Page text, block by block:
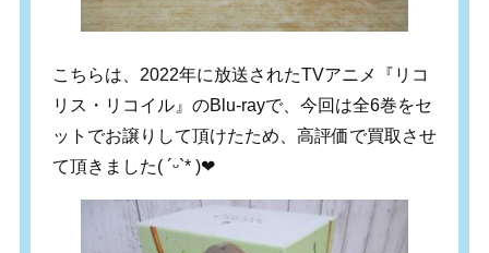
こちらは、2022年に放送されたTVアニメ『リコ
リス・リコイル』のBlu-rayで、今回は全6巻をセ
ットでお譲りして頂けたため、高評価で買取させ
て頂きました( ´ᵕ`* )‪‪❤︎